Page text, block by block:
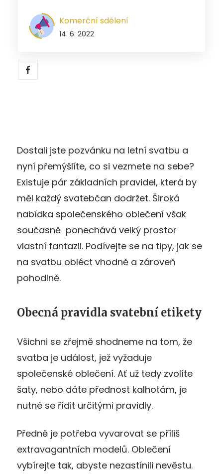
Komerční sdělení
14. 6. 2022
Dostali jste pozvánku na letní svatbu a
nyní přemýšlíte, co si vezmete na sebe?
Existuje pár základních pravidel, která by
měl každý svatebčan dodržet. Široká
nabídka společenského oblečení však
současně ponechává velký prostor
vlastní fantazii. Podívejte se na tipy, jak se
na svatbu obléct vhodně a zároveň
pohodlně.
Obecná pravidla svatební etikety
Všichni se zřejmě shodneme na tom, že
svatba je událost, jež vyžaduje
společenské oblečení. Ať už tedy zvolíte
šaty, nebo dáte přednost kalhotám, je
nutné se řídit určitými pravidly.
Předně je potřeba vyvarovat se příliš
extravagantních modelů. Oblečení
vybírejte tak, abyste nezastínili nevěstu.